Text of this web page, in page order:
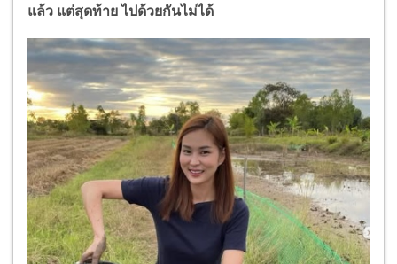
แล้ว แต่สุดท้าย ไปด้วยกันไม่ได้